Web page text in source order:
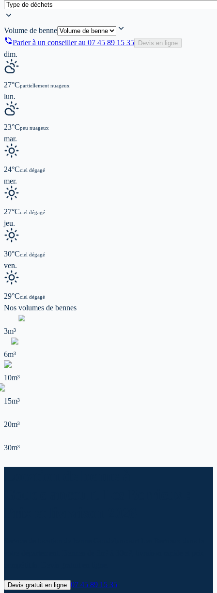
Volume de benne
Parler à un conseiller au 07 45 89 15 35 Devis en ligne
dim.
27°Cpartiellement nuageux
lun.
23°Cpeu nuageux
mar.
24°Cciel dégagé
mer.
27°Cciel dégagé
jeu.
30°Cciel dégagé
ven.
29°Cciel dégagé
Nos volumes de bennes
3m³
6m³
10m³
15m³
20m³
30m³
Devis gratuit en ligne 07 45 89 15 35